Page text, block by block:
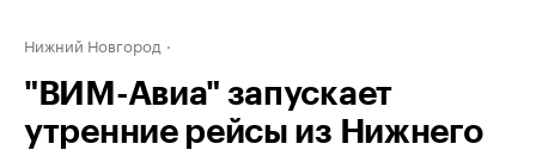
Нижний Новгород
"ВИМ-Авиа" запускает
утренние рейсы из Нижнего